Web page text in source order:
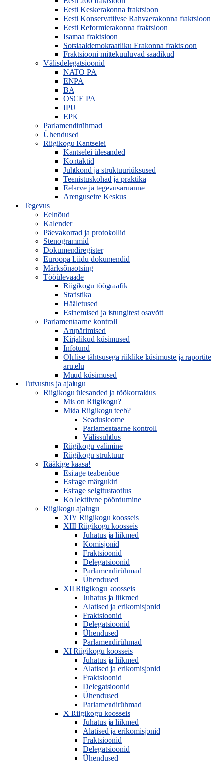
Eesti Keskerakonna fraktsioon
Eesti Konservatiivse Rahvaerakonna fraktsioon
Eesti Reformierakonna fraktsioon
Isamaa fraktsioon
Sotsiaaldemokraatliku Erakonna fraktsioon
Fraktsiooni mittekuuluvad saadikud
Välisdelegatsioonid
NATO PA
ENPA
BA
OSCE PA
IPU
EPK
Parlamendirühmad
Ühendused
Riigikogu Kantselei
Kantselei ülesanded
Kontaktid
Juhtkond ja struktuuriüksused
Teenistuskohad ja praktika
Eelarve ja tegevusaruanne
Arenguseire Keskus
Tegevus
Eelnõud
Kalender
Päevakorrad ja protokollid
Stenogrammid
Dokumendiregister
Euroopa Liidu dokumendid
Märksõnaotsing
Tööülevaade
Riigikogu töögraafik
Statistika
Hääletused
Esinemised ja istungitest osavõtt
Parlamentaarne kontroll
Arupärimised
Kirjalikud küsimused
Infotund
Olulise tähtsusega riiklike küsimuste ja raportite
arutelu
Muud küsimused
Tutvustus ja ajalugu
Riigikogu ülesanded ja töökorraldus
Mis on Riigikogu?
Mida Riigikogu teeb?
Seadusloome
Parlamentaarne kontroll
Välissuhtlus
Riigikogu valimine
Riigikogu struktuur
Rääkige kaasa!
Esitage teabenõue
Esitage märgukiri
Esitage selgitustaotlus
Kollektiivne pöördumine
Riigikogu ajalugu
XIV Riigikogu koosseis
XIII Riigikogu koosseis
Juhatus ja liikmed
Komisjonid
Fraktsioonid
Delegatsioonid
Parlamendirühmad
Ühendused
XII Riigikogu koosseis
Juhatus ja liikmed
Alatised ja erikomisjonid
Fraktsioonid
Delegatsioonid
Ühendused
Parlamendirühmad
XI Riigikogu koosseis
Juhatus ja liikmed
Alatised ja erikomisjonid
Fraktsioonid
Delegatsioonid
Ühendused
Parlamendirühmad
X Riigikogu koosseis
Juhatus ja liikmed
Alatised ja erikomisjonid
Fraktsioonid
Delegatsioonid
Ühendused